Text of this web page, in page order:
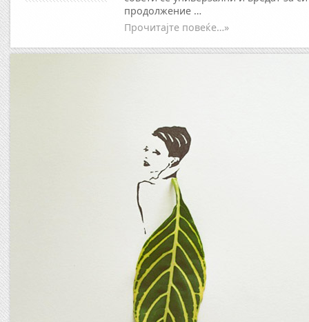
продолжение …
Прочитајте повеќе…»